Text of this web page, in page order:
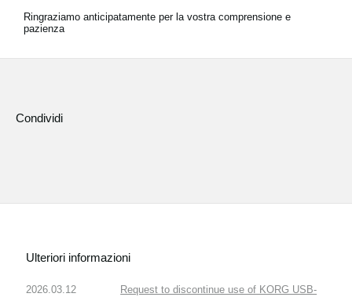
A proposito di Korg
Ringraziamo anticipatamente per la vostra comprensione e
pazienza
Condividi
Ulteriori informazioni
2026.03.12
Request to discontinue use of KORG USB-